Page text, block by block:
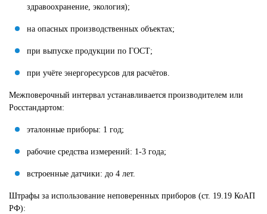
здравоохранение, экология);
на опасных производственных объектах;
при выпуске продукции по ГОСТ;
при учёте энергоресурсов для расчётов.
Межповерочный интервал устанавливается производителем или
Росстандартом:
эталонные приборы: 1 год;
рабочие средства измерений: 1-3 года;
встроенные датчики: до 4 лет.
Штрафы за использование неповеренных приборов (ст. 19.19 КоАП
РФ):